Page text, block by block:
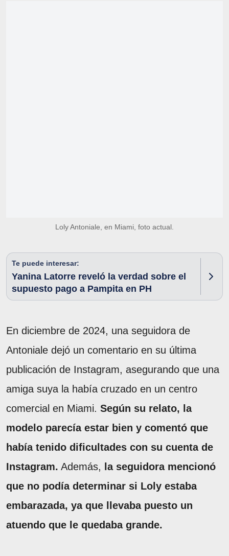
Loly Antoniale, en Miami, foto actual.
Te puede interesar:
Yanina Latorre reveló la verdad sobre el
supuesto pago a Pampita en PH
En diciembre de 2024, una seguidora de
Antoniale dejó un comentario en su última
publicación de Instagram, asegurando que una
amiga suya la había cruzado en un centro
comercial en Miami. Según su relato, la
modelo parecía estar bien y comentó que
había tenido dificultades con su cuenta de
Instagram. Además,
la seguidora mencionó
que no podía determinar si Loly estaba
embarazada, ya que llevaba puesto un
atuendo que le quedaba grande.